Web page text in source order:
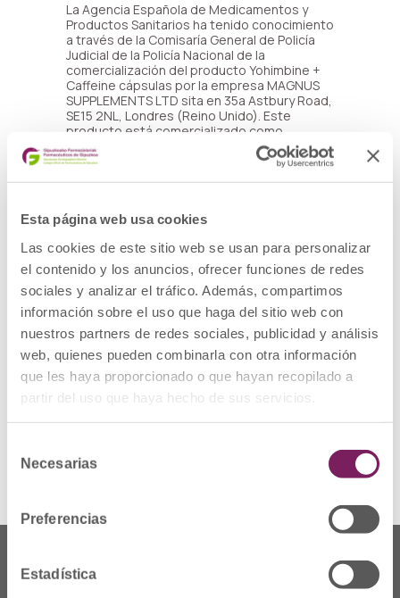
Esta página web usa cookies
Las cookies de este sitio web se usan para personalizar
el contenido y los anuncios, ofrecer funciones de redes
sociales y analizar el tráfico. Además, compartimos
información sobre el uso que haga del sitio web con
nuestros partners de redes sociales, publicidad y análisis
web, quienes pueden combinarla con otra información
que les haya proporcionado o que hayan recopilado a
partir del uso que haya hecho de sus servicios.
Necesarias
Preferencias
Estadística
La Agencia Española de Medicamentos y
Productos Sanitarios ha tenido conocimiento
a través de la Comisaría General de Policía
Judicial de la Policía Nacional de la
comercialización del producto Yohimbine +
Caffeine cápsulas por la empresa MAGNUS
SUPPLEMENTS LTD sita en 35a Astbury Road,
SE15 2NL, Londres (Reino Unido). Este
producto está comercializado como
complemento alimenticio, pese a no haber
sido notificada su puesta en el mercado a
RETIRADA
DEL
PRODUCTO
YOHIMBINE
+ CAFFEINE
cápsulas
215.92
Descargar